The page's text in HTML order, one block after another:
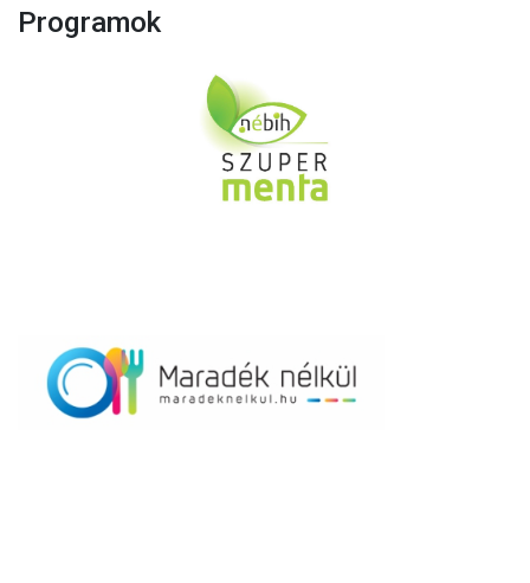
Programok